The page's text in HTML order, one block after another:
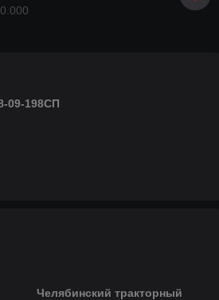
09-198СП
Челябинский тракторный